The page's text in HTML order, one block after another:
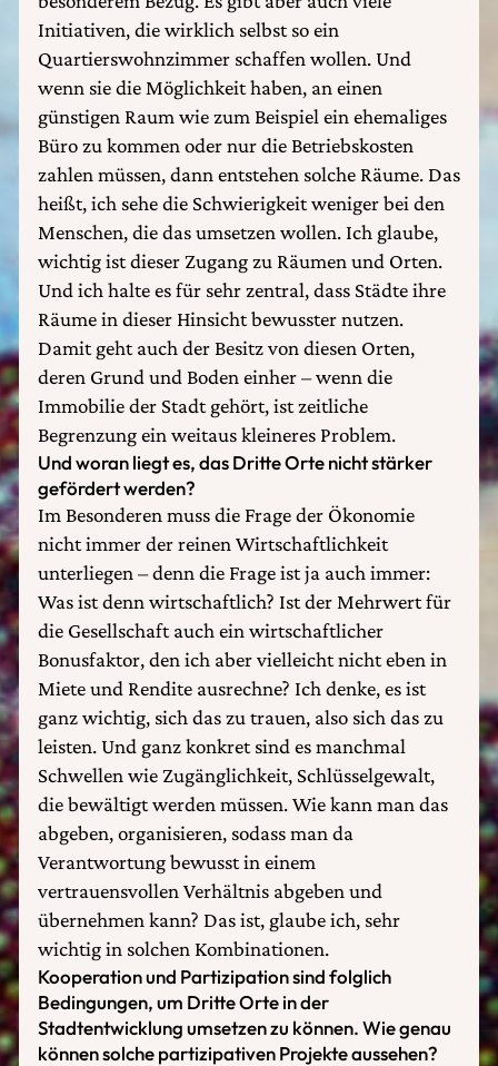
Initiativen, die wirklich selbst so ein
Quartierswohnzimmer schaffen wollen. Und
wenn sie die Möglichkeit haben, an einen
günstigen Raum wie zum Beispiel ein ehemaliges
Büro zu kommen oder nur die Betriebskosten
zahlen müssen, dann entstehen solche Räume. Das
heißt, ich sehe die Schwierigkeit weniger bei den
Menschen, die das umsetzen wollen. Ich glaube,
wichtig ist dieser Zugang zu Räumen und Orten.
Und ich halte es für sehr zentral, dass Städte ihre
Räume in dieser Hinsicht bewusster nutzen.
Damit geht auch der Besitz von diesen Orten,
deren Grund und Boden einher – wenn die
Immobilie der Stadt gehört, ist zeitliche
Begrenzung ein weitaus kleineres Problem.
Und woran liegt es, das Dritte Orte nicht stärker
gefördert werden?
Im Besonderen muss die Frage der Ökonomie
nicht immer der reinen Wirtschaftlichkeit
unterliegen – denn die Frage ist ja auch immer:
Was ist denn wirtschaftlich? Ist der Mehrwert für
die Gesellschaft auch ein wirtschaftlicher
Bonusfaktor, den ich aber vielleicht nicht eben in
Miete und Rendite ausrechne? Ich denke, es ist
ganz wichtig, sich das zu trauen, also sich das zu
leisten. Und ganz konkret sind es manchmal
Schwellen wie Zugänglichkeit, Schlüsselgewalt,
die bewältigt werden müssen. Wie kann man das
abgeben, organisieren, sodass man da
Verantwortung bewusst in einem
vertrauensvollen Verhältnis abgeben und
übernehmen kann? Das ist, glaube ich, sehr
wichtig in solchen Kombinationen.
Kooperation und Partizipation sind folglich
Bedingungen, um Dritte Orte in der
Stadtentwicklung umsetzen zu können. Wie genau
können solche partizipativen Projekte aussehen?